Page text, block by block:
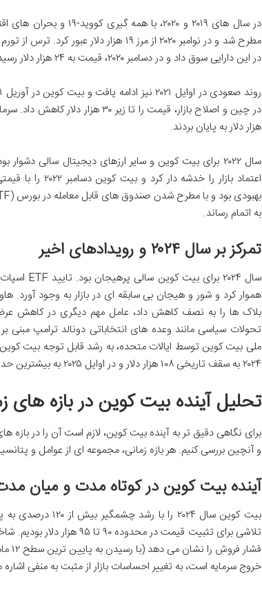
در سال های ۲۰۱۹ و
مطرح شد و در نوامبر ۲۰۲۰ از مرز ۱۹ هزار
در این دارایی سوق داد و در دسامبر ۲۰۲۰، قیمت به ۲۴ هزار دلار رسید.
هزار دلار به پایان بردند.
به اتمام رساند.
تمرکز بر سال ۲۰۲۴ و رویدادهای اخیر
بلاک ها را به نصف کاهش داد، عامل مهم دیگری در کاهش عرضه
تحولات سیاسی مانند وعده های انتخاباتی دونالد ترامپ
ملی بیت کوین توسط ایالات متحده، به رشد قابل توجه بیت
۲۰۲۴ به سقف تاریخی ۱۰۸ هزار دلار و در اوایل ۲۰۲۵ به بیشترین حد تاریخی خود یعنی ۱۰۹ هزار دلار برسد.
تحلیل آینده بیت کوین در بازه های
برای نگاهی دقیق تر به آینده بیت کوین، لازم است آن را در بازه
و آنچین بررسی کنیم. هر بازه زمانی، مجموعه ای از عوامل و
آینده بیت کوین در کوتاه مدت و میان مدت (تا
تلاشی برای تثبیت قیمت در
خروج سرمایه است، به تغییر احساسات بازار از مثبت به منفی اشاره